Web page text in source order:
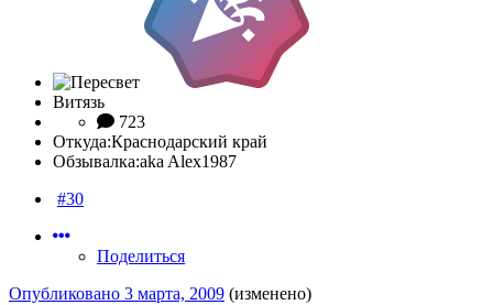
Витязь
723
Откуда:Краснодарский край
Обзывалка:aka Alex1987
#30
Поделиться
Опубликовано 3 марта, 2009 (изменено)